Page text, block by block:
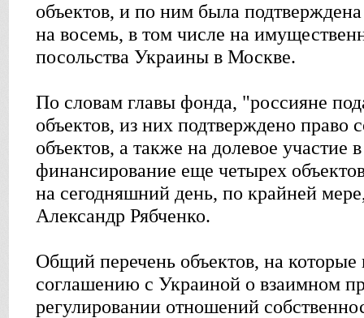
объектов, и по ним была
на восемь, в том числе на
посольства Украины в Москве.
По словам главы фонда, "россияне
объектов, из них подтверждено право
объектов, а также на долевое участие
финансирование еще четырех
на сегодняшний день, по крайней
Александр Рябченко.
Общий перечень объектов, на которые
соглашению с Украиной о взаимном
регулировании отношений